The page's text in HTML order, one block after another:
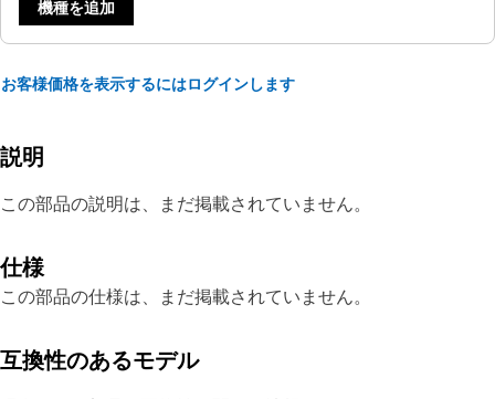
機種を追加
お客様価格を表示するにはログインします
説明
この部品の説明は、まだ掲載されていません。
仕様
この部品の仕様は、まだ掲載されていません。
互換性のあるモデル